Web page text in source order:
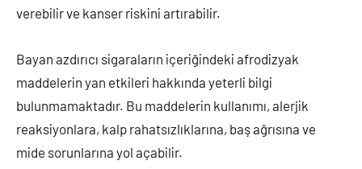
verebilir ve kanser riskini artırabilir.
Bayan azdırıcı sigaraların içeriğindeki afrodizyak
maddelerin yan etkileri hakkında yeterli bilgi
bulunmamaktadır. Bu maddelerin kullanımı, alerjik
reaksiyonlara, kalp rahatsızlıklarına, baş ağrısına ve
mide sorunlarına yol açabilir.